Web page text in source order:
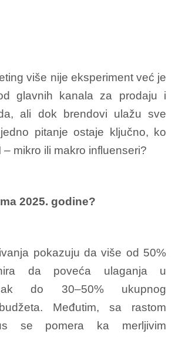
više nije eksperiment već je
glavnih kanala za prodaju i
ali dok brendovi ulažu sve
pitanje ostaje ključno, ko
mikro ili makro influenseri?
2025. godine?
pokazuju da više od 50%
da poveća ulaganja u
do 30–50% ukupnog
Međutim, sa rastom
se pomera ka merljivim